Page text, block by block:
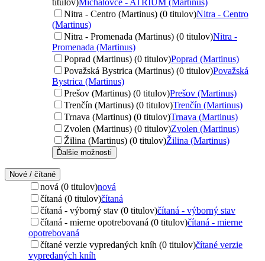
Nitra - Centro (Martinus) (0 titulov)Nitra - Centro
(Martinus)
Nitra - Promenada (Martinus) (0 titulov)Nitra -
Promenada (Martinus)
Poprad (Martinus) (0 titulov)Poprad (Martinus)
Považská Bystrica (Martinus) (0 titulov)Považská
Bystrica (Martinus)
Prešov (Martinus) (0 titulov)Prešov (Martinus)
Trenčín (Martinus) (0 titulov)Trenčín (Martinus)
Trnava (Martinus) (0 titulov)Trnava (Martinus)
Zvolen (Martinus) (0 titulov)Zvolen (Martinus)
Žilina (Martinus) (0 titulov)Žilina (Martinus)
Ďalšie možnosti
Nové / čítané
nová (0 titulov)nová
čítaná (0 titulov)čítaná
čítaná - výborný stav (0 titulov)čítaná - výborný stav
čítaná - mierne opotrebovaná (0 titulov)čítaná - mierne
opotrebovaná
čítané verzie vypredaných kníh (0 titulov)čítané verzie
vypredaných kníh